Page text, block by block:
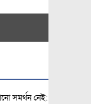
সমর্থন নেই: